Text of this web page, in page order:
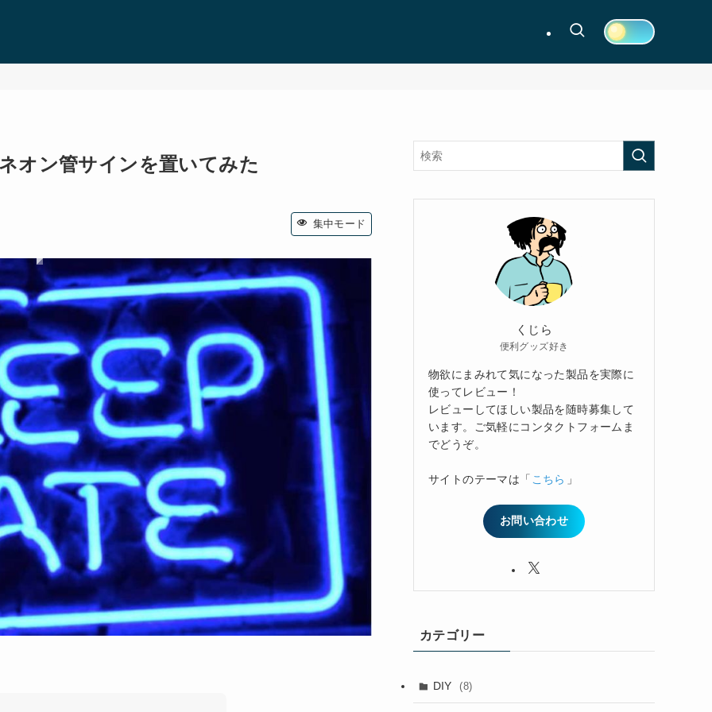
オン管サインを置いてみた
集中モード
くじら
便利グッズ好き
物欲にまみれて気になった製品を実際に
使ってレビュー！
レビューしてほしい製品を随時募集して
います。ご気軽にコンタクトフォームま
でどうぞ。
サイトのテーマは「 こちら 」
お問い合わせ
カテゴリー
DIY (8)